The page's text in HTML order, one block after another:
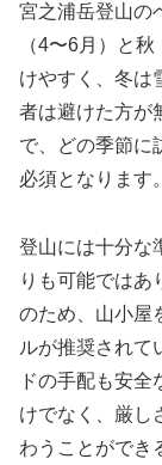
宮之浦岳登山の
（4〜6月）と
けやすく、冬は
者は避けた方が
で、どの季節に
必須となります。
登山には十分な
りも可能ではあ
のため、山小屋
ルが推奨されて
ドの手配も安
けでなく、厳し
わうことができ